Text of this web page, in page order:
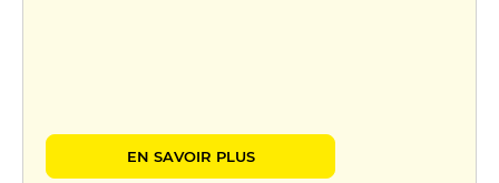
EN SAVOIR PLUS